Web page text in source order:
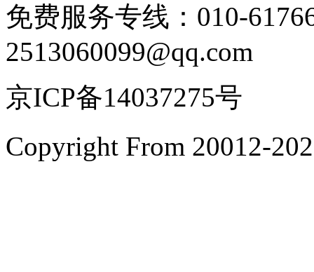
免费服务专线：010-
2513060099@qq.com
京ICP备14037275号
Copyright From 20012-